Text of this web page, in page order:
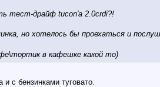
тест-драйф tucon'а 2.0crdi?!
но хотелось бы проехаться и
в кафешке какой то)
и с бензинками туговато.